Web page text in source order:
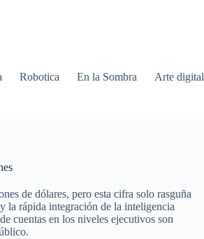
Robotica En la Sombra Arte digital
de dólares, pero esta cifra solo rasguña
la rápida integración de la inteligencia
cuentas en los niveles ejecutivos son